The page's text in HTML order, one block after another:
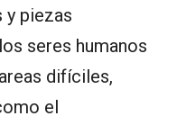
piezas
seres humanos
difíciles,
el